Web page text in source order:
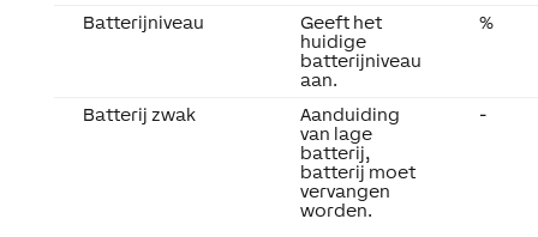
Batterijniveau
Geeft het
huidige
batterijniveau
aan.
%
Batterij zwak
Aanduiding
van lage
batterij,
batterij moet
vervangen
worden.
-